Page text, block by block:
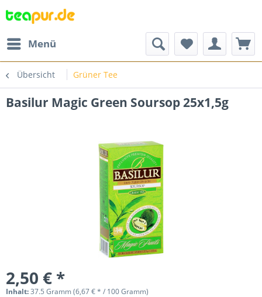
Menü
Übersicht Grüner Tee
Basilur Magic Green Soursop 25x1,5g
2,50 € *
Inhalt:37.5 Gramm (6,67 € * / 100 Gramm)